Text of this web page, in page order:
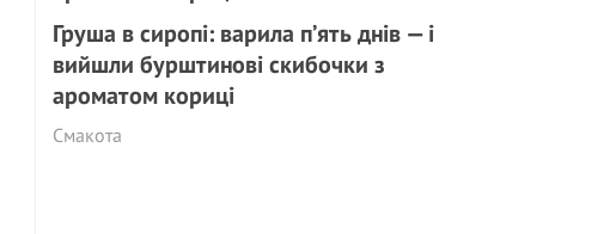
Груша в сиропі: варила п’ять днів — і
вийшли бурштинові скибочки з
ароматом кориці
Смакота